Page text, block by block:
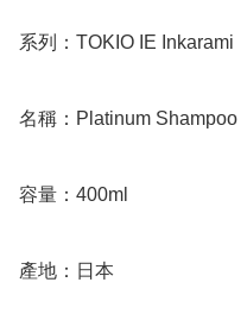
系列：TOKIO IE Inkarami
名稱：Platinum Shampoo
容量：400ml
產地：日本